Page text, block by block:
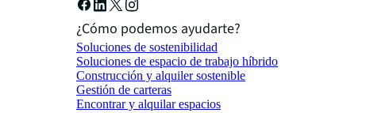
¿Cómo podemos ayudarte?
Soluciones de sostenibilidad
Soluciones de espacio de trabajo híbrido
Construcción y alquiler sostenible
Gestión de carteras
Encontrar y alquilar espacios